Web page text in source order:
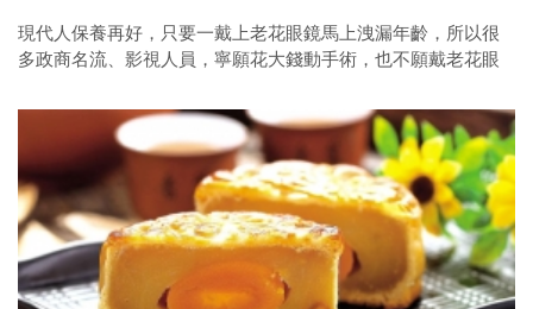
現代人保養再好，只要一戴上老花眼鏡馬上洩漏年齡，所以很
多政商名流、影視人員，寧願花大錢動手術，也不願戴老花眼
決老花問題。